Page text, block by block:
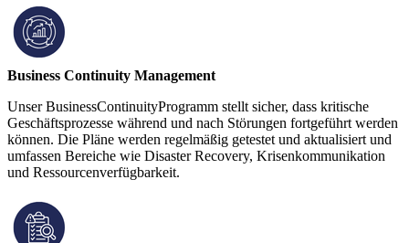
Business Continuity Management
Unser BusinessContinuityProgramm stellt sicher, dass kritische
Geschäftsprozesse während und nach Störungen fortgeführt werden
können. Die Pläne werden regelmäßig getestet und aktualisiert und
umfassen Bereiche wie Disaster Recovery, Krisenkommunikation
und Ressourcenverfügbarkeit.